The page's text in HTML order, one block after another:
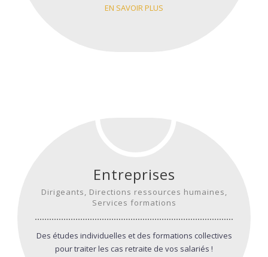
EN SAVOIR PLUS
Entreprises
Dirigeants, Directions ressources humaines,
Services formations
Des études individuelles et des formations collectives
pour traiter les cas retraite de vos salariés !